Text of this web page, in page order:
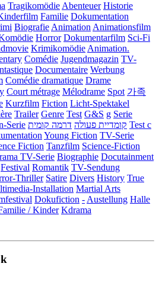
TragikomödieAbenteuer Historie
Familie Dokumentation
BiografieAnimationAnimationsfilm
Horror Dokumentarfilm Sci-Fi
KrimikomödieAnimation.
Comédie Jugendmagazin TV-
Documentaire Werbung
Comédie dramatique Drame
Court métrage Mélodrame Spot 가족
Kurzfilm Fiction Licht-Spektakel
Trailer Genre Test G&S g Serie
Serie קומדיית פעולה דרמה קומית
Test c
Young Fiction TV-Serie
Fiction Tanzfilm Science-Fiction
TV-Serie Biographie Docutainment
Festival Romantik TV-Sendung
Thriller Satire Divers History True
Installation Martial Arts
Dokufiction -Austellung Halle
/ Kinder Kdrama